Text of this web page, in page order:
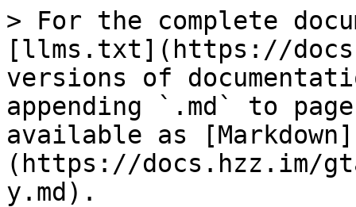
> For the complete
[llms.txt](https://
versions of
appending `.md` to
available as [Markdown]
(https://docs.hzz.im/
y.md).